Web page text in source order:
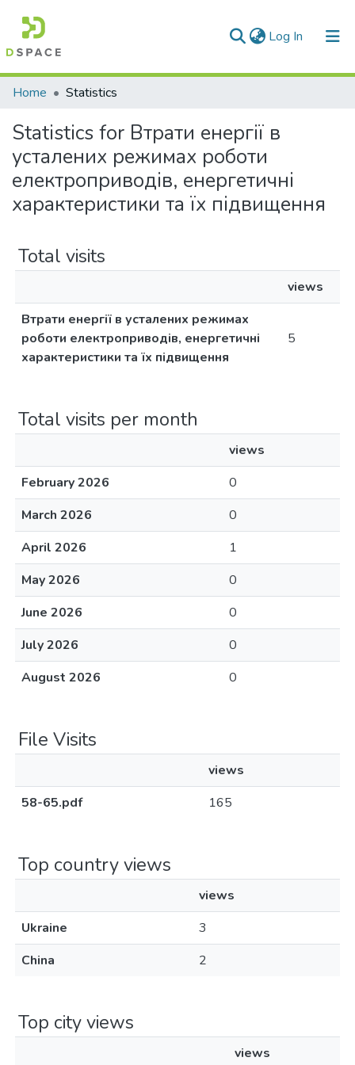
Log In (current)
Communities & Collections
All of DSpace
Home Statistics
Statistics for Втрати енергії в
усталених режимах роботи
електроприводів, енергетичні
характеристики та їх підвищення
Total visits
views
Втрати енергії в усталених режимах
роботи електроприводів, енергетичні
характеристики та їх підвищення
5
Total visits per month
views
February 2026
0
March 2026
0
April 2026
1
May 2026
0
June 2026
0
July 2026
0
August 2026
0
File Visits
views
58-65.pdf
165
Top country views
views
Ukraine
3
China
2
Top city views
views